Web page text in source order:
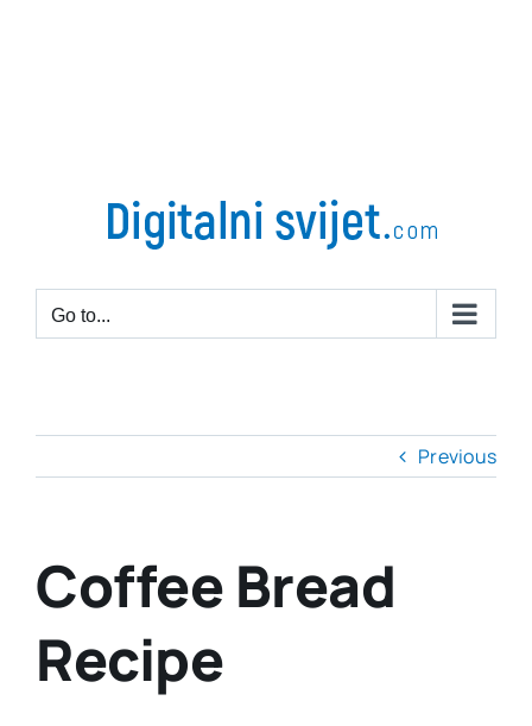
Go to...
Previous
Coffee Bread
Recipe